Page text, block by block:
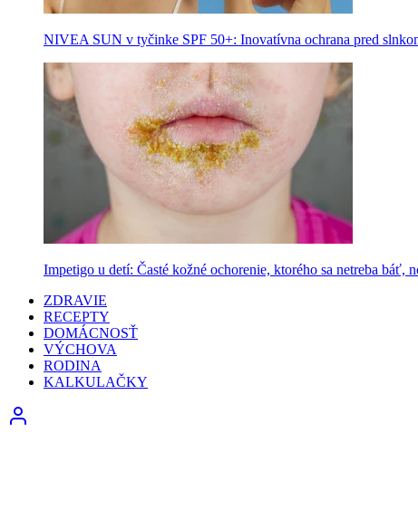
NIVEA SUN v tyčinke SPF 50+: Inovatívna ochrana pred
Impetigo u detí: Časté kožné ochorenie, ktorého sa netreba báť,
ZDRAVIE
RECEPTY
DOMÁCNOSŤ
VÝCHOVA
RODINA
KALKULAČKY